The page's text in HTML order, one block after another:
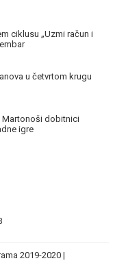
ciklusu „Uzmi račun i
u četvrtom krugu
Martonoši dobitnici
igre
2019-2020 |